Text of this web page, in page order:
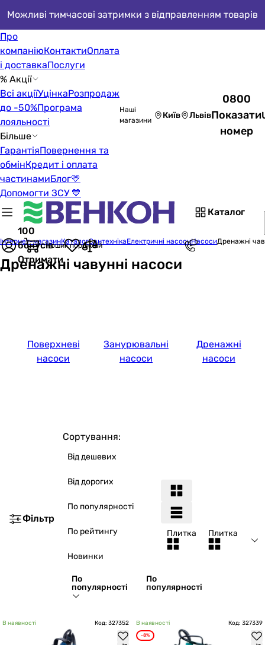
Можливі тимчасові затримки з відправленням товарів
Про
компаніюКонтактиОплата
і доставкаПослуги
% Акції
Всі акціїУцінкаРозпродаж
до -50%Програма
лояльності
Більше
ГарантіяПовернення та
обмінКредит і оплата
частинамиБлог💛
Допомогти ЗСУ 💙
Наші
магазини
Київ Львів
0800
Показати
номер
Каталог
100
бонусів
Отримати
Кошик порожній
Інтернет-магазинКаталогСантехнікаЕлектричні насосиНасосиДренажні
Дренажні чавунні насоси
Поверхневі
насоси
Занурювальні
насоси
Дренажні
насоси
Фільтр
Сортування:
Від дешевих
Від дорогих
По популярності
По рейтингу
Новинки
По
популярності
По
популярності
Плитка Плитка
В наявності Код: 327352 В наявності Код: 327339
-8%